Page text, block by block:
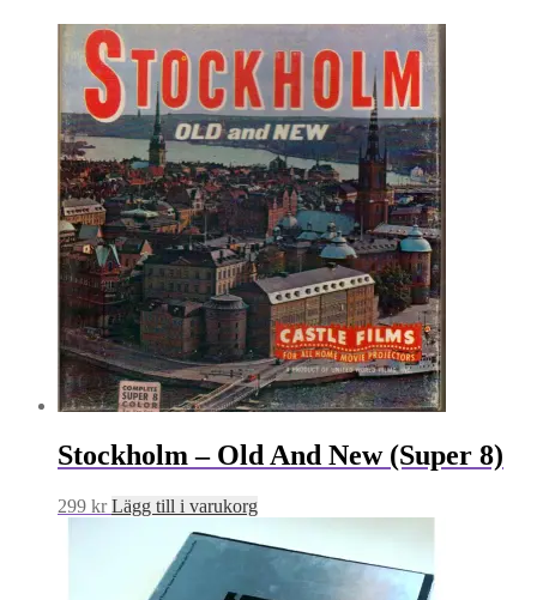
Stockholm – Old And New (Super 8)
299 kr Lägg till i varukorg